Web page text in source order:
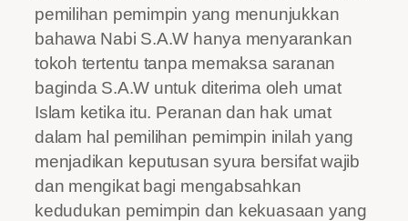
pemilihan pemimpin yang menunjukkan
bahawa Nabi S.A.W hanya menyarankan
tokoh tertentu tanpa memaksa saranan
baginda S.A.W untuk diterima oleh umat
Islam ketika itu. Peranan dan hak umat
dalam hal pemilihan pemimpin inilah yang
menjadikan keputusan syura bersifat wajib
dan mengikat bagi mengabsahkan
kedudukan pemimpin dan kekuasaan yang